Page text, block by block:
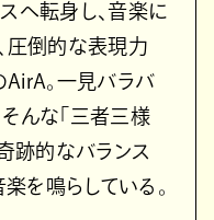
へ転身し、音楽に
圧倒的な表現力
AirA。一見バラバ
そんな「三者三様
跡的なバランス
を鳴らしている。